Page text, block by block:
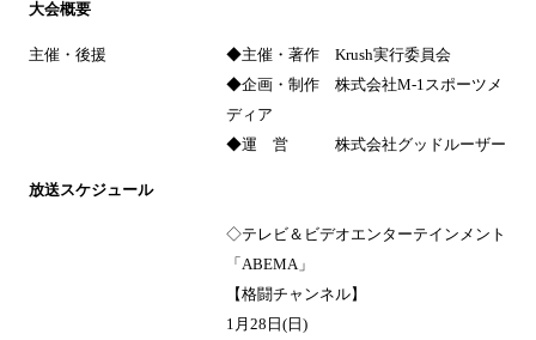
大会概要
主催・後援
◆主催・著作 Krush実行委員会
◆企画・制作 株式会社M-1スポーツメ
ディア
◆運 営 株式会社グッドルーザー
放送スケジュール
◇テレビ＆ビデオエンターテインメント
「ABEMA」
【格闘チャンネル】
1月28日(日)